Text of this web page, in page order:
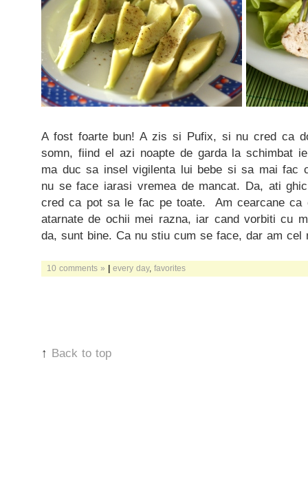
A fost foarte bun! A zis si Pufix, si nu cred ca
somn, fiind el azi noapte de garda la schimbat
ma duc sa insel vigilenta lui bebe si sa mai fac
nu se face iarasi vremea de mancat. Da, ati
cred ca pot sa le fac pe toate. Am cearcane ca
atarnate de ochii mei razna, iar cand vorbiti cu
da, sunt bine. Ca nu stiu cum se face, dar am cel
10 comments » | every day, favorites
↑ Back to top